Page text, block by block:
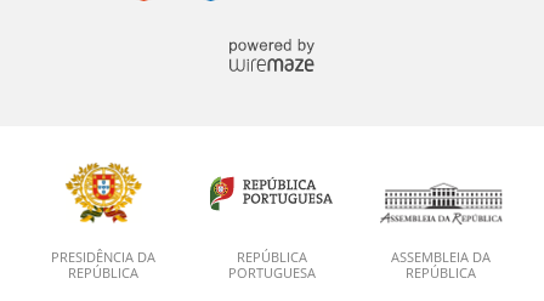
PRESIDÊNCIA DA
REPÚBLICA
REPÚBLICA
PORTUGUESA
ASSEMBLEIA DA
REPÚBLICA